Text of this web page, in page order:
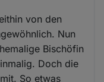
von den
Nun
Bischöfin
Doch die
So etwas